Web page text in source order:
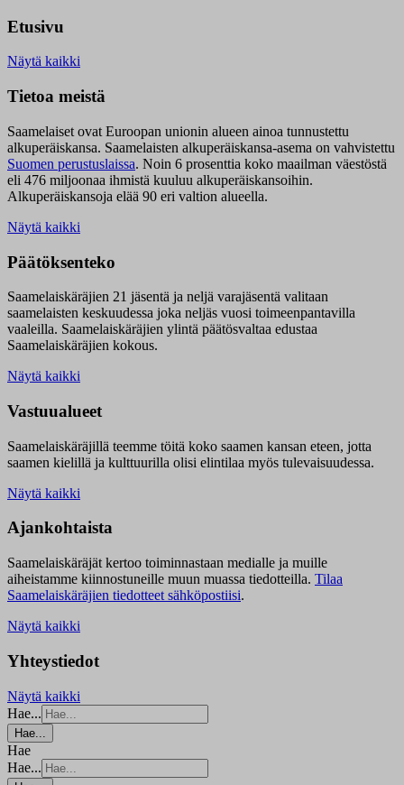
Etusivu
Näytä kaikki
Tietoa meistä
Saamelaiset ovat Euroopan unionin alueen ainoa tunnustettu
alkuperäiskansa. Saamelaisten alkuperäiskansa-asema on vahvistettu
Suomen perustuslaissa. Noin 6 prosenttia koko maailman väestöstä
eli 476 miljoonaa ihmistä kuuluu alkuperäiskansoihin.
Alkuperäiskansoja elää 90 eri valtion alueella.
Näytä kaikki
Päätöksenteko
Saamelaiskäräjien 21 jäsentä ja neljä varajäsentä valitaan
saamelaisten keskuudessa joka neljäs vuosi toimeenpantavilla
vaaleilla. Saamelaiskäräjien ylintä päätösvaltaa edustaa
Saamelaiskäräjien kokous.
Näytä kaikki
Vastuualueet
Saamelaiskäräjillä teemme töitä koko saamen kansan eteen, jotta
saamen kielillä ja kulttuurilla olisi elintilaa myös tulevaisuudessa.
Näytä kaikki
Ajankohtaista
Saamelaiskäräjät kertoo toiminnastaan medialle ja muille
aiheistamme kiinnostuneille muun muassa tiedotteilla. Tilaa
Saamelaiskäräjien tiedotteet sähköpostiisi.
Näytä kaikki
Yhteystiedot
Näytä kaikki
Hae...
Hae...
Hae
Hae...